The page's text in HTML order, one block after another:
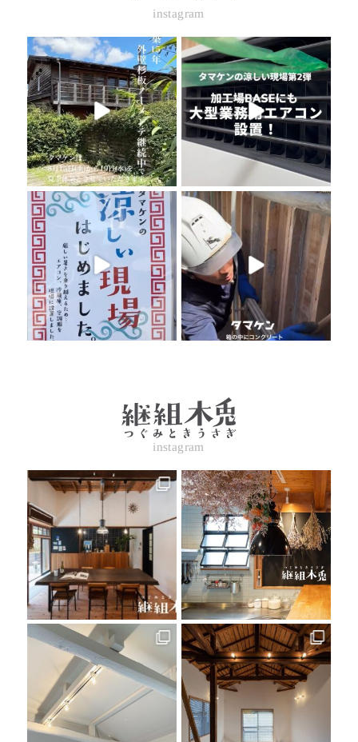
instagram
instagram